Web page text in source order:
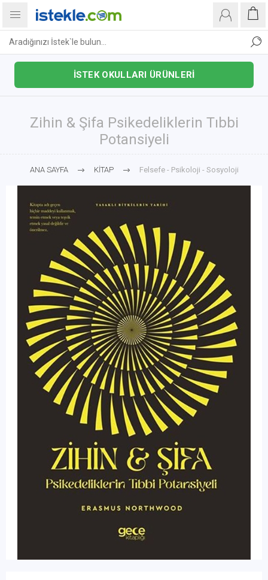
İSTEK OKULLARI ÜRÜNLERİ
Zihin & Şifa Psikedeliklerin Tıbbi
Potansiyeli
ANA SAYFA KİTAP Felsefe - Psikoloji - Sosyoloji